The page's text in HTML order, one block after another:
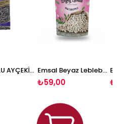
Emsal Beyaz Leblebi 200 G Emsal Kavrulmuş Kaju 150 G
₺139,00